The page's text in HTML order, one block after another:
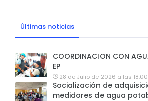
Últimas noticias
COORDINACION CON
EP
28 de Julio de 2026 a las 18:00
Socialización de
medidores de agua